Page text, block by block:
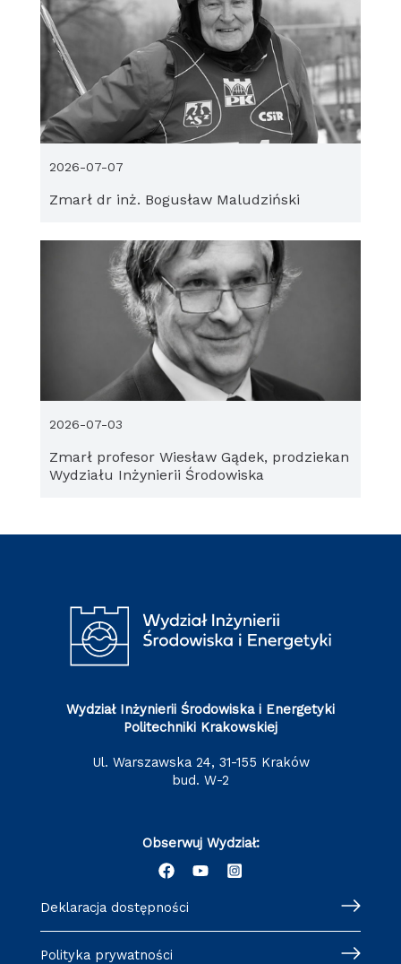
Zmarł dr inż. Bogusław Maludziński
2026-07-07
Zmarł profesor Wiesław Gądek, prodziekan
Wydziału Inżynierii Środowiska
2026-07-03
Wydział Inżynierii Środowiska i Energetyki
Politechniki Krakowskiej
ul. Warszawska 24, 31-155 Kraków
bud. W-2
Obserwuj Wydział:
Deklaracja dostępności
Polityka prywatności